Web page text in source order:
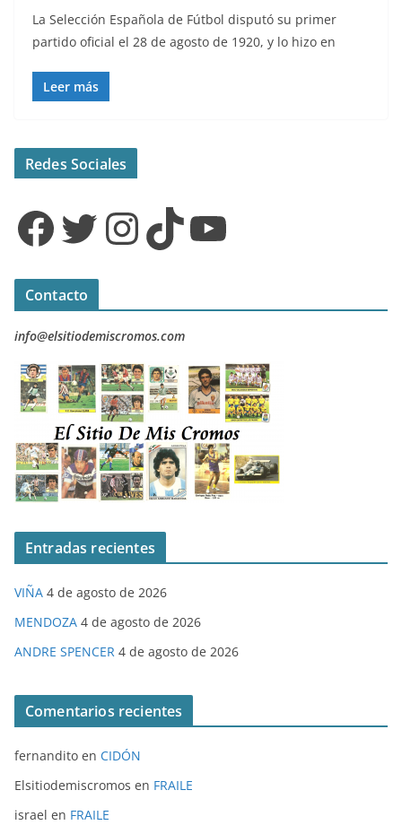
La Selección Española de Fútbol disputó su primer
partido oficial el 28 de agosto de 1920, y lo hizo en
Leer más
Redes Sociales
Facebook Twitter InstagramTikTok YouTube
Contacto
info@elsitiodemiscromos.com
Entradas recientes
VIÑA 4 de agosto de 2026
MENDOZA 4 de agosto de 2026
ANDRE SPENCER 4 de agosto de 2026
Comentarios recientes
fernandito en CIDÓN
Elsitiodemiscromos en FRAILE
israel en FRAILE